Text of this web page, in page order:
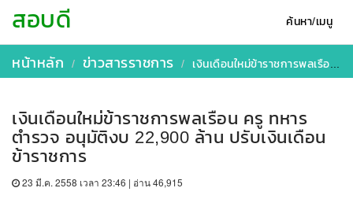
ค้นหา/เมนู
สอบดี
หน้าหลัก ข่าวสารราชการ เงินเดือนใหม่ข้าราชการพลเรือน ครู ทหาร ตำรวจ อนุมัติงบ 22,900 ล้าน ปรับเงินเดือนข้าราชการ
เงินเดือนใหม่ข้าราชการพลเรือน ครู ทหาร
ตำรวจ อนุมัติงบ 22,900 ล้าน ปรับเงินเดือน
ข้าราชการ
23 มี.ค. 2558 เวลา 23:46 | อ่าน 46,915